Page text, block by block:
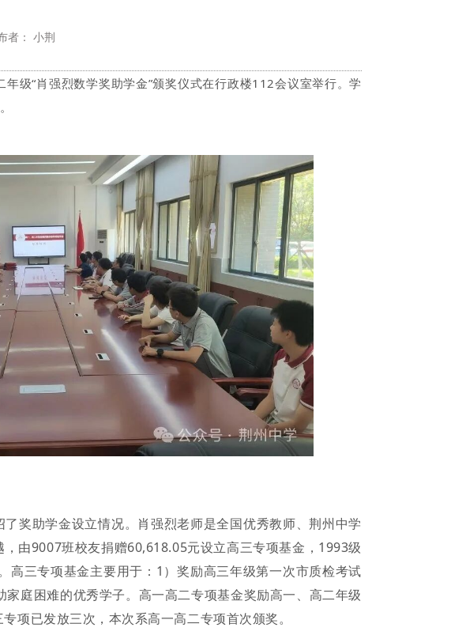
者： 小荆
级“肖强烈数学奖助学金”颁奖仪式在行政楼112会议室举行。学
奖助学金设立情况。肖强烈老师是全国优秀教师、荆州中学
由9007班校友捐赠60,618.05元设立高三专项基金，1993级
高三专项基金主要用于：1）奖励高三年级第一次市质检考试
庭困难的优秀学子。高一高二专项基金奖励高一、高二年级
项已发放三次，本次系高一高二专项首次颁奖。